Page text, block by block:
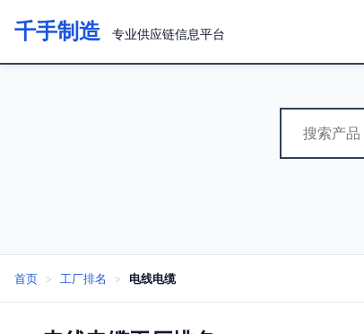
千手制造 专业供应链信息平台
首页 > 工厂排名 > 电线电缆